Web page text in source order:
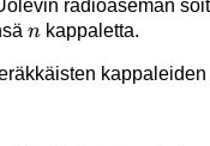
radioaseman
n
nkappaletta.